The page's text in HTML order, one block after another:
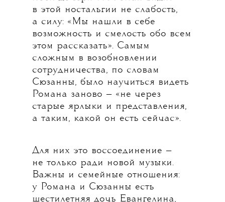
в этой ностальгии не слабость,
а силу: «Мы нашли в себе
возможность и смелость обо всем
этом рассказать». Самым
сложным в возобновлении
сотрудничества, по словам
Сюзанны, было научиться видеть
Романа заново — «не через
старые ярлыки и представления,
а таким, какой он есть сейчас».
Для них это воссоединение —
не только ради новой музыки.
Важны и семейные отношения:
у Романа и Сюзанны есть
шестилетняя дочь Евангелина,